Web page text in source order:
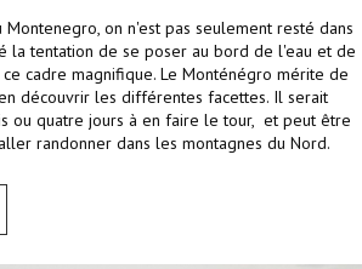
on n'est pas seulement resté dans
la tentation de se poser au bord de l'eau et de
cadre magnifique. Le Monténégro mérite de
découvrir les différentes facettes. Il serait
ou quatre jours à en faire le tour, et peut être
randonner dans les montagnes du Nord.